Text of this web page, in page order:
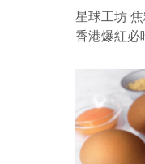
星球工坊
香港爆紅必